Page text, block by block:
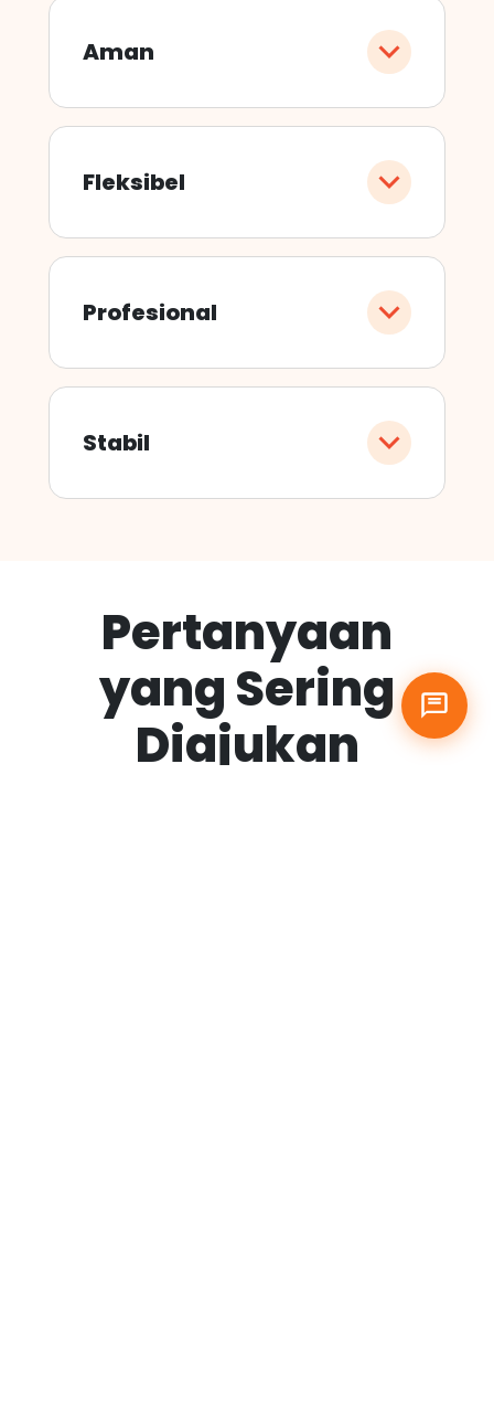
Aman
Fleksibel
Profesional
Stabil
Pertanyaan
yang Sering
Diajukan